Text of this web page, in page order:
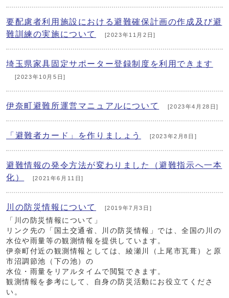
要配慮者利用施設における避難確保計画の作成及び避
難訓練の実施について
[2023年11月2日]
埼玉県家具固定サポーター登録制度を利用できます
[2023年10月5日]
伊奈町避難所運営マニュアルについて [2023年4月28日]
「避難者カード」を作りましょう [2023年2月8日]
避難情報の発令方法が変わりました（避難指示へ一本
化）
[2021年6月11日]
川の防災情報について [2019年7月3日]
「川の防災情報について」
リンク先の「国土交通省、川の防災情報」では、全国の川の
水位や雨量等の観測情報を提供しています。
伊奈町付近の観測情報としては、綾瀬川（上尾市瓦葺）と原
市沼調節池（下の池）の
水位・雨量をリアルタイムで閲覧できます。
観測情報を参考にして、自身の防災活動にお役立てくださ
い。